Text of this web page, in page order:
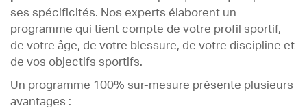
ses spécificités. Nos experts élaborent un
programme qui tient compte de votre profil sportif,
de votre âge, de votre blessure, de votre discipline et
de vos objectifs sportifs.
Un programme 100% sur-mesure présente plusieurs
avantages :